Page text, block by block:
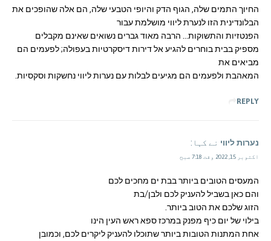
החיוך התמים שלה, הגוף הדק והיופי הטבעי שלה, הם אלה שהופכים את
הבלונדינית הזו לנערת ליווי מושלמת עבור
הפנטזיות והתשוקות… הרבה מאוד גברים נשואים שאינם מקבלים
מספיק בבית בוחרים להגיע אל דירות דיסקרטיות בעפולה; לפעמים הם
מביאים את
המאהבת ולפעמים הם מגיעים לבלות עם נערות ליווי נחשקות וסקסיות.
REPLY
נערות ליווי نے کہا:
اکتوبر 15, 2022 وقت 7:18 صبح
המעסים הטובים ביותר בבת ים מחכים לכם
והם כאן בשביל להעניק לכם ולבן/בת
הזוג שלכם את הטוב ביותר.
בילוי של יום כיף מפנק במרכז ספא ראש העין הינו
אחת המתנות הטובות ביותר שתוכלו להעניק ליקרים לכם, וכמובן